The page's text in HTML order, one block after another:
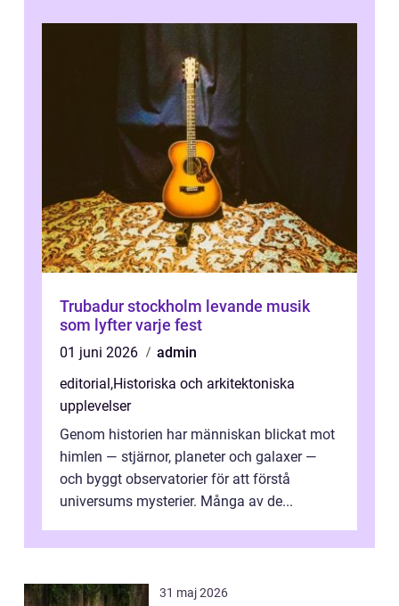
Trubadur stockholm levande musik
som lyfter varje fest
01 juni 2026
admin
editorial ,Historiska och arkitektoniska
upplevelser
Genom historien har människan blickat mot
himlen — stjärnor, planeter och galaxer —
och byggt observatorier för att förstå
universums mysterier. Många av de...
31 maj 2026